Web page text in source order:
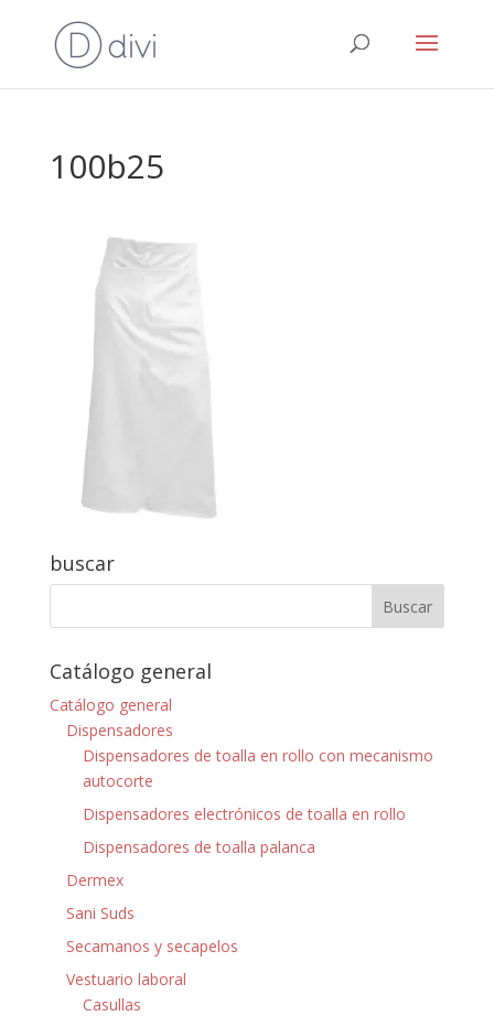
100b25
buscar
Catálogo general
Catálogo general
Dispensadores
Dispensadores de toalla en rollo con mecanismo
autocorte
Dispensadores electrónicos de toalla en rollo
Dispensadores de toalla palanca
Dermex
Sani Suds
Secamanos y secapelos
Vestuario laboral
Casullas